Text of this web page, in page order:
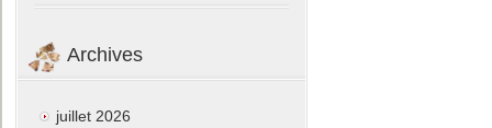
Archives
juillet 2026